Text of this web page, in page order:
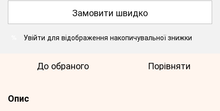
Замовити швидко
Увійти для відображення накопичувальної знижки
До обраного Порівняти
Опис